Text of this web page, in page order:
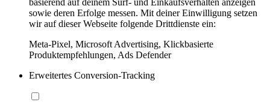
sowie deren Erfolge messen. Mit deiner Einwilligung setzen
wir auf dieser Webseite folgende Drittdienste ein:
Meta-Pixel, Microsoft Advertising, Klickbasierte
Produktempfehlungen, Ads Defender
Erweitertes Conversion-Tracking